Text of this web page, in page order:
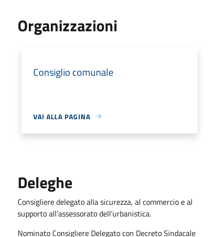
Organizzazioni
Consiglio comunale
VAI ALLA PAGINA
Deleghe
Consigliere delegato alla sicurezza, al commercio e al
supporto all’assessorato dell’urbanistica.
Nominato Consigliere Delegato con Decreto Sindacale